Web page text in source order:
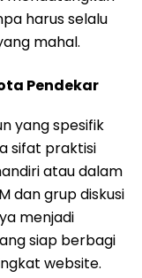
harus selalu
mahal.
Pendekar
yang spesifik
sifat praktisi
atau dalam
dan grup diskusi
menjadi
siap berbagi
website.